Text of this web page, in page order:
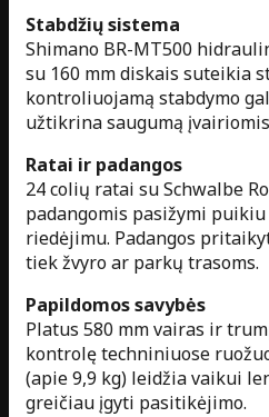
Stabdžių sistema
Shimano BR-MT500
su 160 mm diskais suteikia
kontroliuojamą stabdymo
užtikrina saugumą
Ratai ir padangos
24 colių ratai su Schwalbe
padangomis pasižymi
riedėjimu. Padangos
tiek žvyro ar parkų trasoms.
Papildomos savybės
Platus 580 mm vairas ir
kontrolę techniniuose
(apie 9,9 kg) leidžia vaikui
greičiau įgyti pasitikėjimo.